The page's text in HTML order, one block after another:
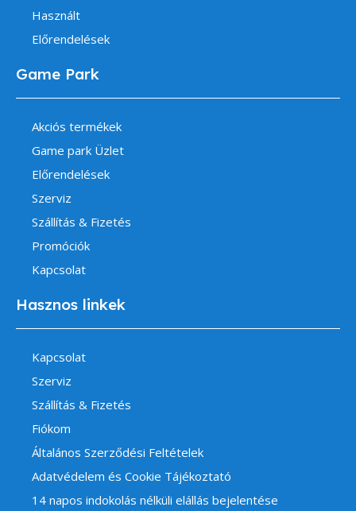
Használt
Előrendelések
Game Park
Akciós termékek
Game park Üzlet
Előrendelések
Szerviz
Szállítás & Fizetés
Promóciók
Kapcsolat
Hasznos linkek
Kapcsolat
Szerviz
Szállítás & Fizetés
Fiókom
Általános Szerződési Feltételek
Adatvédelem és Cookie Tájékoztató
14 napos indokolás nélküli elállás bejelentése